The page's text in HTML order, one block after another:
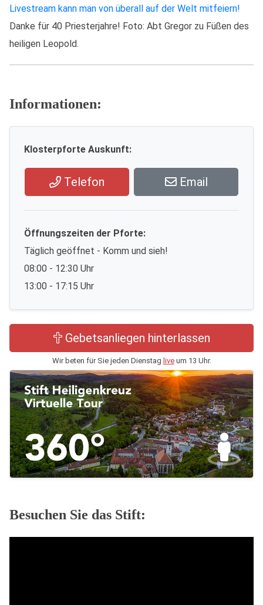
Livestream kann man von überall auf der Welt mitfeiern!
Danke für 40 Priesterjahre! Foto: Abt Gregor zu Füßen des
heiligen Leopold.
Informationen:
Klosterpforte Auskunft:
Telefon Email
Öffnungszeiten der Pforte:
Täglich geöffnet - Komm und sieh!
08:00 - 12:30 Uhr
13:00 - 17:15 Uhr
Gebetsanliegen hinterlassen
Wir beten für Sie jeden Dienstag liveum 13 Uhr.
Besuchen Sie das Stift: